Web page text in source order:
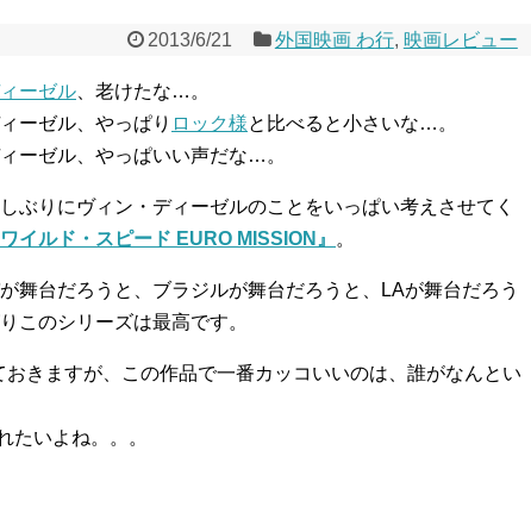
2013/6/21 外国映画 わ行, 映画レビュー
ーゼル 、老けたな…。
ーゼル、やっぱり ロック様と比べると小さいな…。
ーゼル、やっぱいい声だな…。
ぶりにヴィン・ディーゼルのことをいっぱい考えさせてく
ワイルド・スピード EURO MISSION』 。
舞台だろうと、ブラジルが舞台だろうと、LAが舞台だろう
このシリーズは最高です。
きますが、この作品で一番カッコいいのは、誰がなんとい
たいよね。。。